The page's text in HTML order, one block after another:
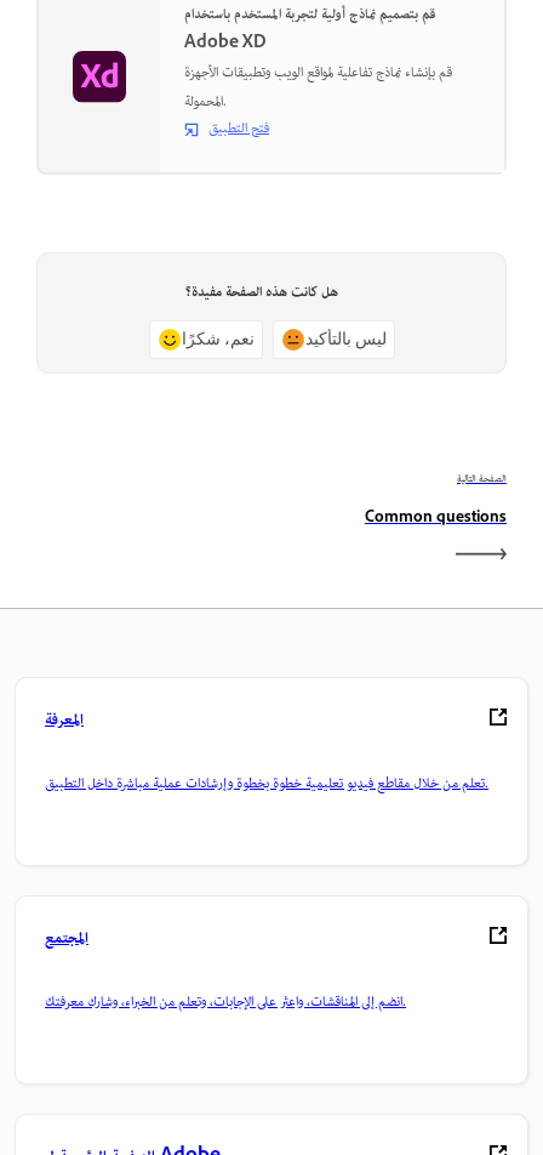
قم بتصميم نماذج أولية لتجربة المستخدم باستخدام
Adobe XD
قم بإنشاء نماذج تفاعلية لمواقع الويب وتطبيقات الأجهزة
المحمولة.
فتح التطبيق
هل كانت هذه الصفحة مفيدة؟
نعم، شكرًا ليس بالتأكيد
الصفحة التالية
Common questions
المعرفة
تعلم من خلال مقاطع فيديو تعليمية خطوة بخطوة وإرشادات عملية مباشرة داخل التطبيق.
المجتمع
انضم إلى المناقشات، واعثر على الإجابات، وتعلم من الخبراء، وشارك معرفتك.